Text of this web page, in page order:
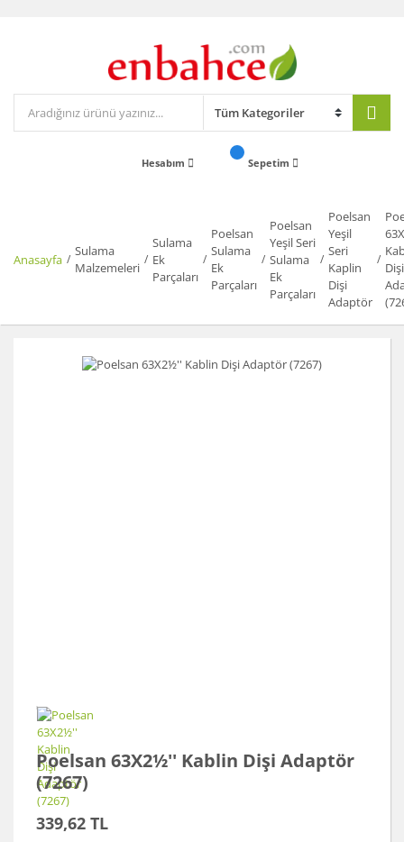
Hesabım Sepetim
Anasayfa
Sulama
Malzemeleri
Sulama
Ek
Parçaları
Poelsan
Sulama
Ek
Parçaları
Poelsan
Yeşil Seri
Sulama
Ek
Parçaları
Poelsan
Yeşil
Seri
Kaplin
Dişi
Adaptör
Dişi
Poelsan 63X2½'' Kablin Dişi Adaptör
(7267)
339,62 TL